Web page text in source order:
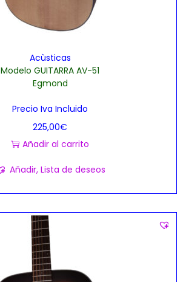
Acùsticas
Modelo GUITARRA AV-51
Egmond
Precio Iva Incluido
225,00€
Añadir al carrito
Añadir, Lista de deseos